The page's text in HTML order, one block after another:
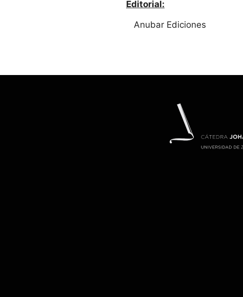
Editorial:
Anubar Ediciones